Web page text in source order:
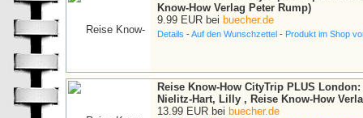
Know-How Verlag Peter Rump)
9.99 EUR bei buecher.de
Details -Auf den Wunschzettel - Produkt im Shop
Reise Know-How CityTrip PLUS
Nielitz-Hart, Lilly , Reise Know-How
13.99 EUR bei buecher.de